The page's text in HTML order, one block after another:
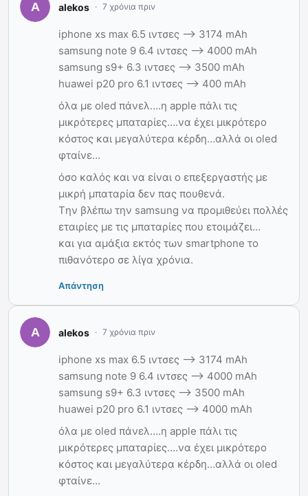
alekos 7 χρόνια πριν
iphone xs max 6.5 ιντσες –> 3174 mAh
samsung note 9 6.4 ιντσες –> 4000 mAh
samsung s9+ 6.3 ιντσες –> 3500 mAh
huawei p20 pro 6.1 ιντσες –> 400 mAh
όλα με oled πάνελ….η apple πάλι τις
μικρότερες μπαταρίες….να έχει μικρότερο
κόστος και μεγαλύτερα κέρδη…αλλά οι oled
φταίνε…
όσο καλός και να είναι ο επεξεργαστής με
μικρή μπαταρία δεν πας πουθενά.
Tην βλέπω την samsung να προμιθεύει πολλές
εταιρίες με τις μπαταρίες που ετοιμάζει…
και για αμάξια εκτός των smartphone το
πιθανότερο σε λίγα χρόνια.
Απάντηση
alekos 7 χρόνια πριν
iphone xs max 6.5 ιντσες –> 3174 mAh
samsung note 9 6.4 ιντσες –> 4000 mAh
samsung s9+ 6.3 ιντσες –> 3500 mAh
huawei p20 pro 6.1 ιντσες –> 4000 mAh
όλα με oled πάνελ….η apple πάλι τις
μικρότερες μπαταρίες….να έχει μικρότερο
κόστος και μεγαλύτερα κέρδη…αλλά οι oled
φταίνε…